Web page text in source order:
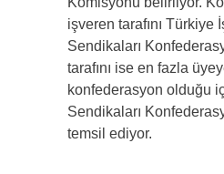
işveren tarafını Türkiye
Sendikaları
tarafını ise en fazla
konfederasyon olduğu
Sendikaları
temsil ediyor.